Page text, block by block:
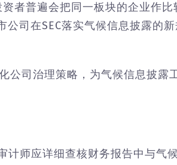
者普遍会把同一板块的企业作
司在SEC落实气候信息披露的
公司治理策略，为气候信息披露
计师应详细查核财务报告中与气